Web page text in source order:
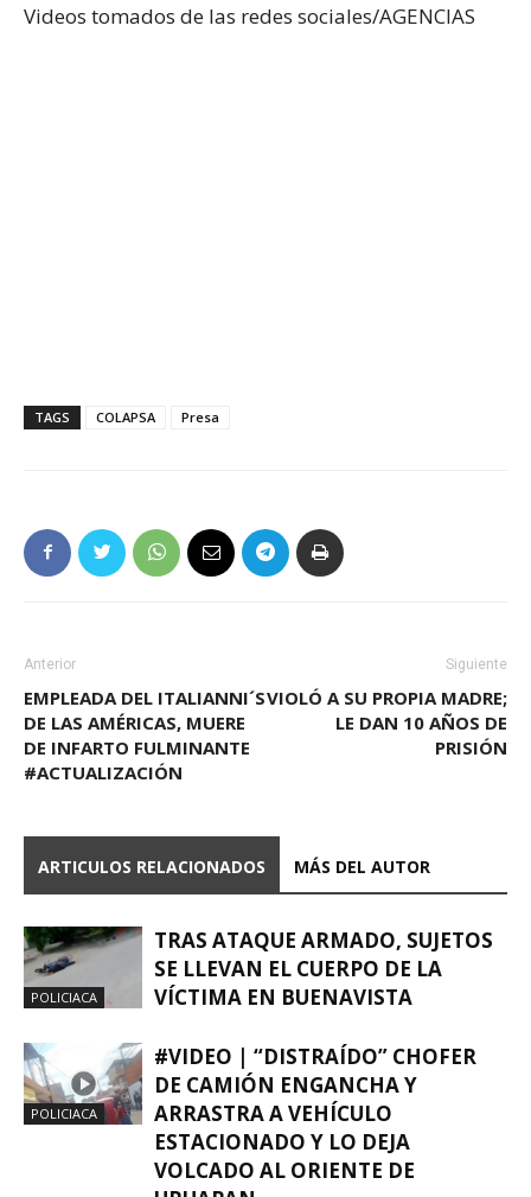
Videos tomados de las redes sociales/AGENCIAS
TAGS COLAPSA Presa
Anterior
EMPLEADA DEL ITALIANNI´S
DE LAS AMÉRICAS, MUERE
DE INFARTO FULMINANTE
#ACTUALIZACIÓN
Siguiente
VIOLÓ A SU PROPIA MADRE;
LE DAN 10 AÑOS DE
PRISIÓN
ARTICULOS RELACIONADOS MÁS DEL AUTOR
POLICIACA
TRAS ATAQUE ARMADO, SUJETOS
SE LLEVAN EL CUERPO DE LA
VÍCTIMA EN BUENAVISTA
POLICIACA
#VIDEO | “DISTRAÍDO” CHOFER
DE CAMIÓN ENGANCHA Y
ARRASTRA A VEHÍCULO
ESTACIONADO Y LO DEJA
VOLCADO AL ORIENTE DE